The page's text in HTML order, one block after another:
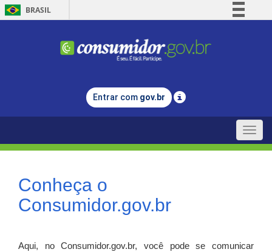
BRASIL
Comunica BR
Legislação
Entrar com gov.br
Toggle
Conheça o
Consumidor.gov.br
Aqui, no Consumidor.gov.br, você pode se comunicar